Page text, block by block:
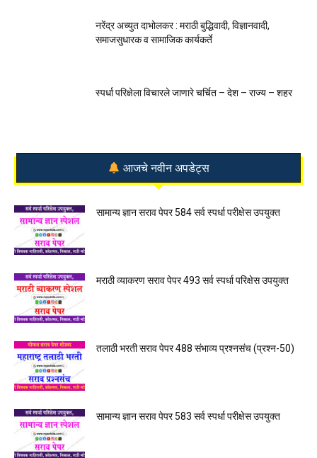
नरेंद्र अच्युत दाभोलकर : मराठी बुद्धिवादी, विज्ञानवादी,
समाजसुधारक व सामाजिक कार्यकर्ते
स्पर्धा परिक्षेला विचारले जाणारे चर्चित – देश – राज्य – शहर
आजचे नवीन अपडेट्स
सामान्य ज्ञान सराव पेपर 584 सर्व स्पर्धा परीक्षेस उपयुक्त
मराठी व्याकरण सराव पेपर 493 सर्व स्पर्धा परिक्षेस उपयुक्त
तलाठी भरती सराव पेपर 488 संभाव्य प्रश्नसंच (प्रश्न-50)
सामान्य ज्ञान सराव पेपर 583 सर्व स्पर्धा परीक्षेस उपयुक्त